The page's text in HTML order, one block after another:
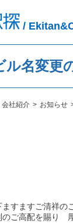
/
名変更
会社紹介 お知らせ
すますご清祥の
のご高配を賜り